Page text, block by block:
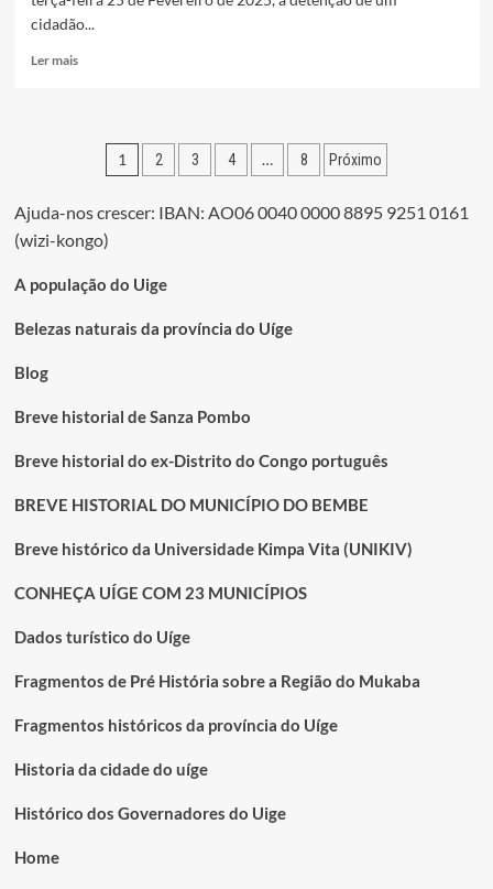
cidadão...
Ler maisLeia
DE
TER
UM
A
DO
Paginação
conteúdos
1 2 3 4 … 8 Próximo
Ajuda-nos crescer: IBAN: AO06 0040 0000 8895 9251 0161
(wizi-kongo)
A população do Uige
Belezas naturais da província do Uíge
Blog
Breve historial de Sanza Pombo
Breve historial do ex-Distrito do Congo português
BREVE HISTORIAL DO MUNICÍPIO DO BEMBE
Breve histórico da Universidade Kimpa Vita (UNIKIV)
CONHEÇA UÍGE COM 23 MUNICÍPIOS
Dados turístico do Uíge
Fragmentos de Pré História sobre a Região do Mukaba
Fragmentos históricos da província do Uíge
Historia da cidade do uíge
Histórico dos Governadores do Uige
Home